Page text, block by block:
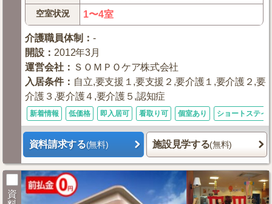
空室状況 1〜4室
介護職員体制 ：-
開設 ： 2012年3月
運営会社 ： ＳＯＭＰＯケア株式会社
入居条件： 自立,要支援１,要支援２,要介護１,要介護２,要
介護３,要介護４,要介護５,認知症
新着情報 低価格 即入居可 看取り可 個室あり ショートステイ
資料請求する(無料) 施設見学する(無料)
資